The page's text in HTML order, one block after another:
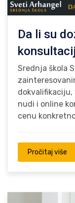
Da li su
Srednja škola
dokvalifikaciju,
nudi i online
cenu
Pročitaj više